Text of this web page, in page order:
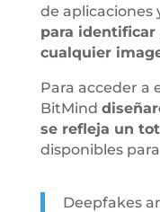
de aplicaciones
para identificar
cualquier
Para acceder a
BitMind
se refleja un
disponibles
Deepfakes